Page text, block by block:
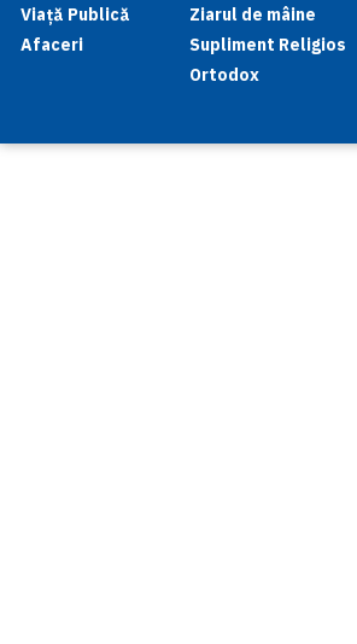
Viață Publică
Afaceri
Ziarul de mâine
Supliment Religios
Ortodox